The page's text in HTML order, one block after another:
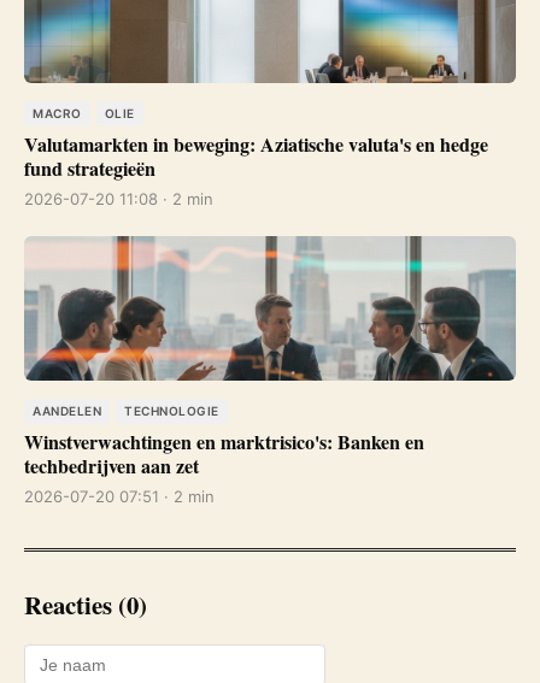
MACRO OLIE
Valutamarkten in beweging: Aziatische valuta's en hedge
fund strategieën
2026-07-20 11:08 · 2 min
AANDELEN TECHNOLOGIE
Winstverwachtingen en marktrisico's: Banken en
techbedrijven aan zet
2026-07-20 07:51 · 2 min
Reacties (0)